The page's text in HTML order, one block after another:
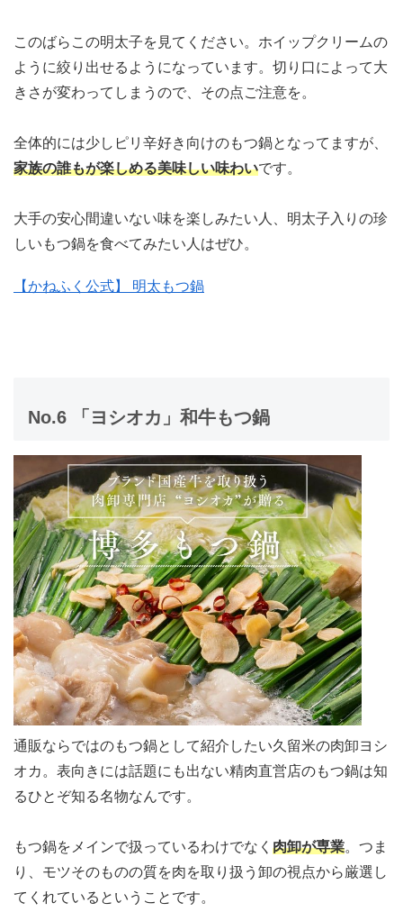
このばらこの明太子を見てください。ホイップクリームの
ように絞り出せるようになっています。切り口によって大
きさが変わってしまうので、その点ご注意を。
全体的には少しピリ辛好き向けのもつ鍋となってますが、
家族の誰もが楽しめる美味しい味わいです。
大手の安心間違いない味を楽しみたい人、明太子入りの珍
しいもつ鍋を食べてみたい人はぜひ。
【かねふく公式】 明太もつ鍋
No.6 「ヨシオカ」和牛もつ鍋
通販ならではのもつ鍋として紹介したい久留米の肉卸ヨシ
オカ。表向きには話題にも出ない精肉直営店のもつ鍋は知
るひとぞ知る名物なんです。
もつ鍋をメインで扱っているわけでなく 肉卸が専業。つま
り、モツそのものの質を肉を取り扱う卸の視点から厳選し
てくれているということです。